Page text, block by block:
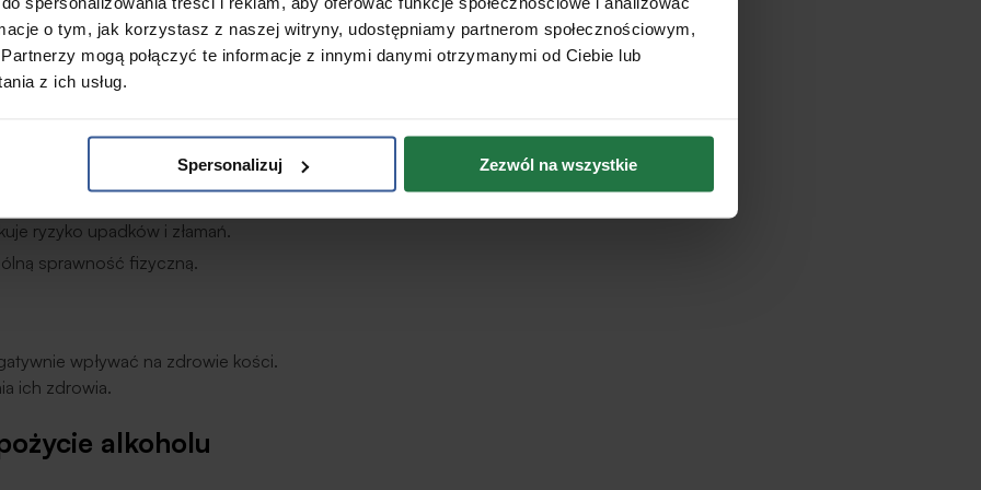
o tym, jak korzystasz z naszej witryny, udostępniamy partnerom społecznościowym,
mogą połączyć te informacje z innymi danymi otrzymanymi od Ciebie lub
z ich usług.
Spersonalizuj Zezwól na wszystkie
bieganie, skakanie.
taśm oporowych.
kości i ich wytrzymałość.
ryzyko upadków i złamań.
sprawność fizyczną.
wpływać na zdrowie kości.
ich zdrowia.
alkoholu